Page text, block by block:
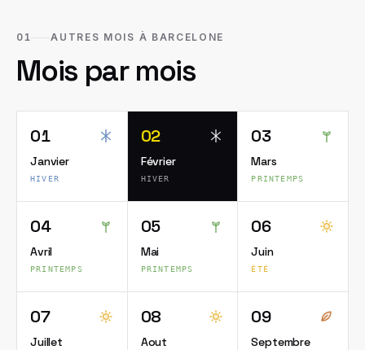
01 AUTRES MOIS À BARCELONE
Mois par mois
01
Janvier
HIVER
02
Février
HIVER
03
Mars
PRINTEMPS
04
Avril
PRINTEMPS
05
Mai
PRINTEMPS
06
Juin
ÉTÉ
07
Juillet
08
Aout
09
Septembre